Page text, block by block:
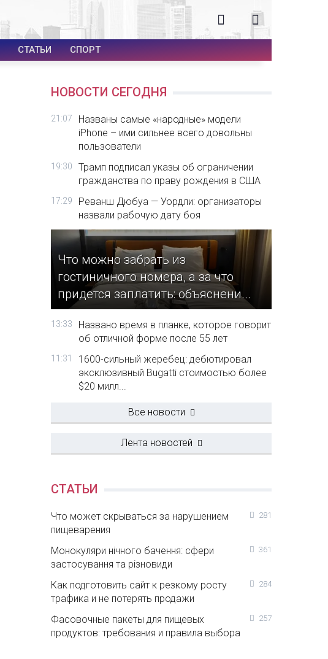
СТАТЬИ СПОРТ
НОВОСТИ СЕГОДНЯ
21:07
Названы самые «народные» модели
iPhone – ими сильнее всего довольны
пользователи
19:30
Трамп подписал указы об ограничении
гражданства по праву рождения в США
17:29
Реванш Дюбуа — Уордли: организаторы
назвали рабочую дату боя
Что можно забрать из
гостиничного номера, а за что
придется заплатить: объяснени...
13:33
Названо время в планке, которое говорит
об отличной форме после 55 лет
11:31
1600-сильный жеребец: дебютировал
эксклюзивный Bugatti стоимостью более
$20 милл...
Все новости
Лента новостей
СТАТЬИ
Что может скрываться за нарушением
пищеварения
281
Монокуляри нічного бачення: сфери
застосування та різновиди
361
Как подготовить сайт к резкому росту
трафика и не потерять продажи
284
Фасовочные пакеты для пищевых
продуктов: требования и правила выбора
257